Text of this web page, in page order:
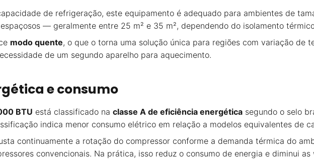
de refrigeração, este equipamento é adequado para ambientes de
— geralmente entre 25 m² e 35 m², dependendo do isolamento
modo quente, o que o torna uma solução única para regiões com variação de
de um segundo aparelho para aquecimento.
e consumo
BTU está classificado na classe A de eficiência energética segundo o selo
indica menor consumo elétrico em relação a modelos equivalentes de
continuamente a rotação do compressor conforme a demanda térmica do
convencionais. Na prática, isso reduz o consumo de energia e diminui